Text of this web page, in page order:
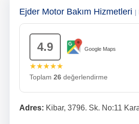
Ejder Motor Bakım Hizmetleri |
4.9 Google Maps
★★★★★
Toplam 26 değerlendirme
Adres: Kibar, 3796. Sk. No:11